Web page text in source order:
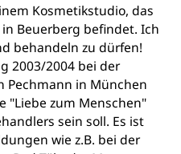
Kosmetikstudio, das
Beuerberg befindet. Ich
behandeln zu dürfen!
2003/2004 bei der
Pechmann in München
"Liebe zum Menschen"
sein soll. Es ist
wie z.B. bei der